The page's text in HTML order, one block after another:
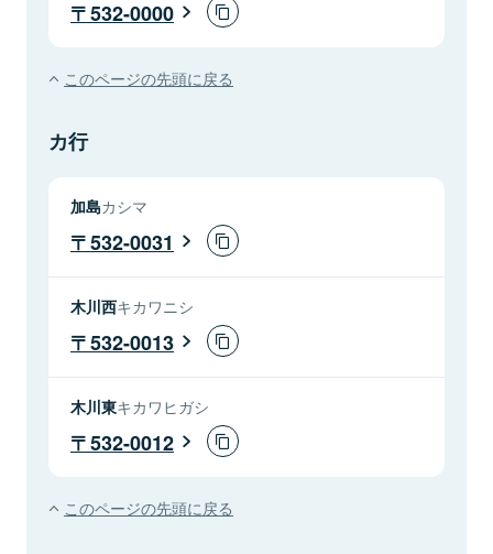
532-0000
このページの先頭に戻る
カ行
加島カシマ
532-0031
木川西キカワニシ
532-0013
木川東キカワヒガシ
532-0012
このページの先頭に戻る